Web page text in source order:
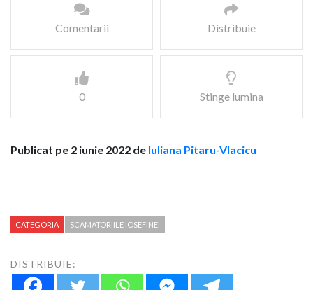
Comentarii Distribuie
0 Stinge lumina
Publicat pe 2 iunie 2022 de Iuliana Pitaru-Vlacicu
CATEGORIA SCAMATORIILE IOSEFINEI
DISTRIBUIE: